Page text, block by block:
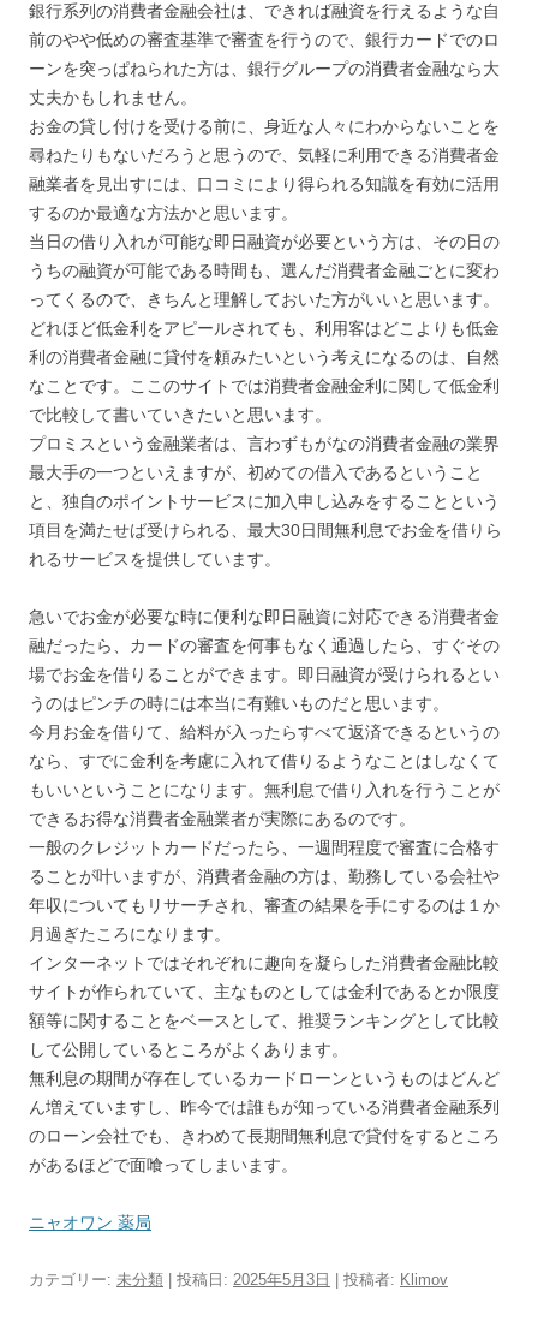
銀行系列の消費者金融会社は、できれば融資を行えるような自
前のやや低めの審査基準で審査を行うので、銀行カードでのロ
ーンを突っぱねられた方は、銀行グループの消費者金融なら大
丈夫かもしれません。
お金の貸し付けを受ける前に、身近な人々にわからないことを
尋ねたりもないだろうと思うので、気軽に利用できる消費者金
融業者を見出すには、口コミにより得られる知識を有効に活用
するのか最適な方法かと思います。
当日の借り入れが可能な即日融資が必要という方は、その日の
うちの融資が可能である時間も、選んだ消費者金融ごとに変わ
ってくるので、きちんと理解しておいた方がいいと思います。
どれほど低金利をアピールされても、利用客はどこよりも低金
利の消費者金融に貸付を頼みたいという考えになるのは、自然
なことです。ここのサイトでは消費者金融金利に関して低金利
で比較して書いていきたいと思います。
プロミスという金融業者は、言わずもがなの消費者金融の業界
最大手の一つといえますが、初めての借入であるということ
と、独自のポイントサービスに加入申し込みをすることという
項目を満たせば受けられる、最大30日間無利息でお金を借りら
れるサービスを提供しています。
急いでお金が必要な時に便利な即日融資に対応できる消費者金
融だったら、カードの審査を何事もなく通過したら、すぐその
場でお金を借りることができます。即日融資が受けられるとい
うのはピンチの時には本当に有難いものだと思います。
今月お金を借りて、給料が入ったらすべて返済できるというの
なら、すでに金利を考慮に入れて借りるようなことはしなくて
もいいということになります。無利息で借り入れを行うことが
できるお得な消費者金融業者が実際にあるのです。
一般のクレジットカードだったら、一週間程度で審査に合格す
ることが叶いますが、消費者金融の方は、勤務している会社や
年収についてもリサーチされ、審査の結果を手にするのは１か
月過ぎたころになります。
インターネットではそれぞれに趣向を凝らした消費者金融比較
サイトが作られていて、主なものとしては金利であるとか限度
額等に関することをベースとして、推奨ランキングとして比較
して公開しているところがよくあります。
無利息の期間が存在しているカードローンというものはどんど
ん増えていますし、昨今では誰もが知っている消費者金融系列
のローン会社でも、きわめて長期間無利息で貸付をするところ
があるほどで面喰ってしまいます。
ニャオワン 薬局
カテゴリー: 未分類 | 投稿日: 2025年5月3日 投稿者: Klimov